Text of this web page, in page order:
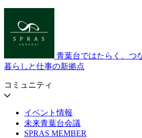
青葉台ではたらく、つ
暮らしと仕事の新拠点
コミュニティ
イベント情報
未来青葉台会議
SPRAS MEMBER